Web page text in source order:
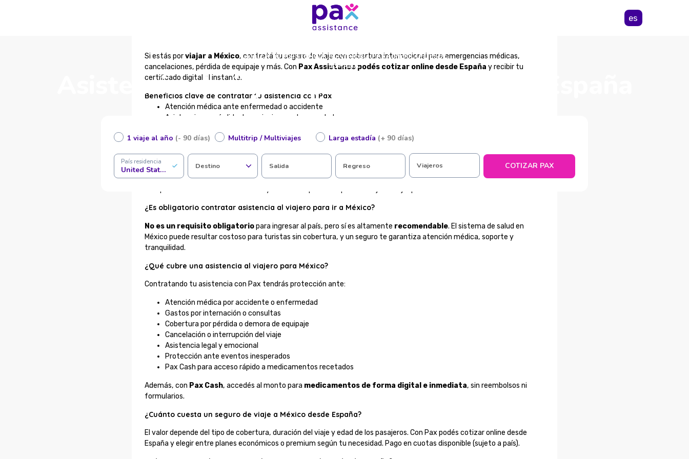
es
COTIZÁ TU ASISTENCIA AL VIAJERO PARA MÉXICO DESDE
ESPAÑA
Asistencia al viajero para México desde España
1 viaje al año (- 90 días) Multitrip / Multiviajes Larga estadía (+ 90 días)
País residencia
United States of America Destino Salida Regreso Viajeros COTIZAR PAX
Si estás porviajar a México, contratá tu seguro de viaje con cobertura internacional para emergencias médicas,
cancelaciones, pérdida de equipaje y más. Con Pax Assistance podés cotizar online desde España y recibir tu
certificado digital al instante.
Beneficios clave de contratar tu asistencia con Pax
Atención médica ante enfermedad o accidente
Asistencia por pérdida de equipaje o vuelo cancelado
Pax Cash: acceso inmediato a medicamentos sin reintegros
Compra online segura desde España
Completá tus datos en el formulario y descubrí el plan ideal para tu viaje al mejor precio.
¿Es obligatorio contratar asistencia al viajero para ir a México?
No es un requisito obligatoriopara ingresar al país, pero sí es altamente recomendable. El sistema de salud en
México puede resultar costoso para turistas sin cobertura, y un seguro te garantiza atención médica, soporte y
tranquilidad.
¿Qué cubre una asistencia al viajero para México?
Contratando tu asistencia con Pax tendrás protección ante:
Atención médica por accidente o enfermedad
Gastos por internación o consultas
Cobertura por pérdida o demora de equipaje
Cancelación o interrupción del viaje
Asistencia legal y emocional
Protección ante eventos inesperados
Pax Cash para acceso rápido a medicamentos recetados
Además, con Pax Cash, accedés al monto para medicamentos de forma digital e inmediata, sin reembolsos ni
formularios.
¿Cuánto cuesta un seguro de viaje a México desde España?
El valor depende del tipo de cobertura, duración del viaje y edad de los pasajeros. Con Pax podés cotizar online desde
España y elegir entre planes económicos o premium según tu necesidad. Pago en cuotas disponible (sujeto a país).